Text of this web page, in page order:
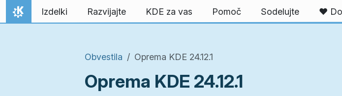
Preskoči na vsebino
Domov
Izdelki Razvijajte KDE za vas Pomoč Sodelujte ❤️
Obvestila Oprema KDE 24.12.1
Oprema KDE 24.12.1